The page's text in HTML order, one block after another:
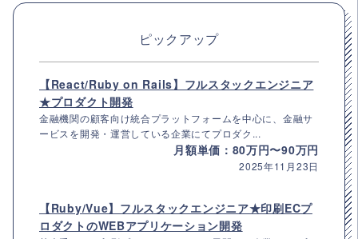
ピックアップ
【React/Ruby on Rails】フルスタックエンジニア
★プロダクト開発
金融機関の顧客向け統合プラットフォームを中心に、金融サ
ービスを開発・運営している企業にてプロダク...
月額単価：80万円〜90万円
2025年11月23日
【Ruby/Vue】フルスタックエンジニア★印刷ECプ
ロダクトのWEBアプリケーション開発